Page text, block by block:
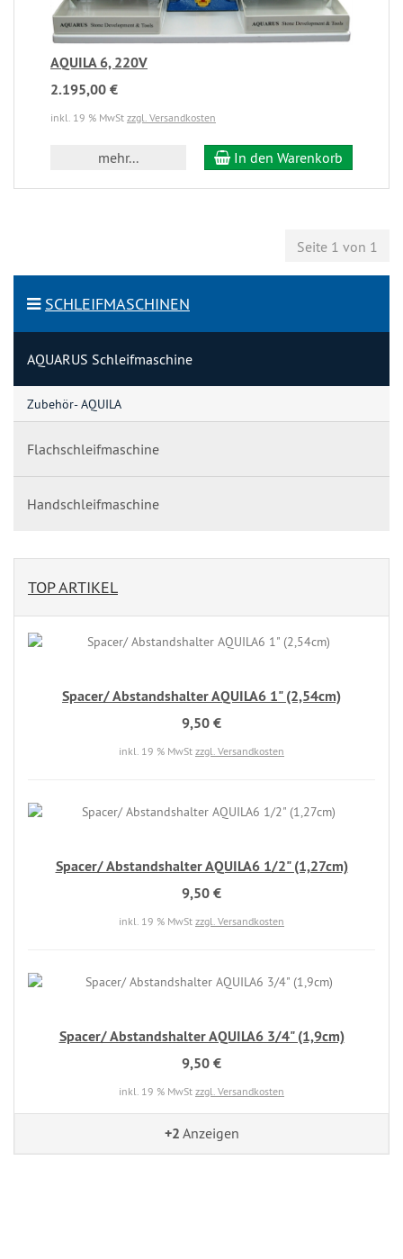
AQUILA 6, 220V
2.195,00 €
inkl. 19 % MwSt zzgl. Versandkosten
mehr... In den Warenkorb
Seite 1 von 1
SCHLEIFMASCHINEN
AQUARUS Schleifmaschine
Zubehör- AQUILA
Flachschleifmaschine
Handschleifmaschine
TOP ARTIKEL
Spacer/ Abstandshalter AQUILA6 1" (2,54cm)
9,50 €
inkl. 19 % MwSt zzgl. Versandkosten
Spacer/ Abstandshalter AQUILA6 1/2" (1,27cm)
9,50 €
inkl. 19 % MwSt zzgl. Versandkosten
Spacer/ Abstandshalter AQUILA6 3/4" (1,9cm)
9,50 €
inkl. 19 % MwSt zzgl. Versandkosten
+2 Anzeigen